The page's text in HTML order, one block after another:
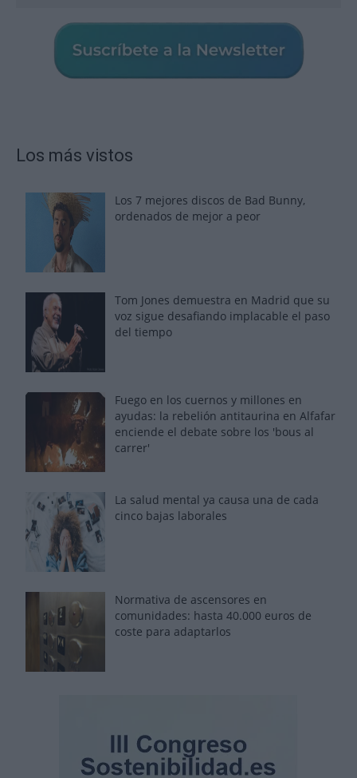
Los más vistos
Los 7 mejores discos de Bad Bunny,
ordenados de mejor a peor
Tom Jones demuestra en Madrid que su
voz sigue desafiando implacable el paso
del tiempo
Fuego en los cuernos y millones en
ayudas: la rebelión antitaurina en Alfafar
enciende el debate sobre los 'bous al
carrer'
La salud mental ya causa una de cada
cinco bajas laborales
Normativa de ascensores en
comunidades: hasta 40.000 euros de
coste para adaptarlos